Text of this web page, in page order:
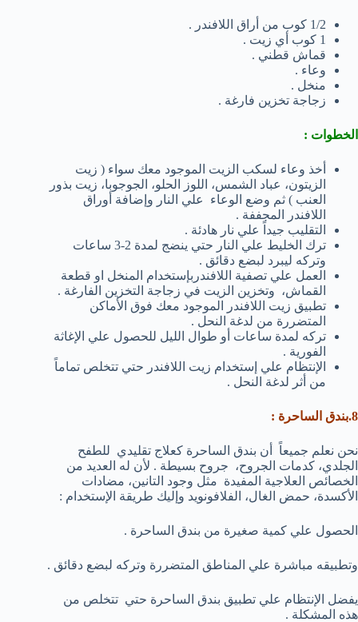
1/2 كوب من أراق اللافندر .
1 كوب أي زيت .
قماش قطني .
وعاء .
منخل .
زجاجة تخزين فارغة .
الخطوات :
أخذ وعاء لسكب الزيت الموجود معك سواء ( زيت
الزيتون، عباد الشمس، اللوز الحلو، الجوجوبا، زيت بذور
العنب ) ثم وضع الوعاء علي النار وإضافة أوراق
اللافندر المجففة .
التقليب جيداً علي نار هادئة .
ترك الخليط علي النار حتي ينضج لمدة 2-3 ساعات
وتركه ليبرد لبضع دقائق .
العمل علي تصفية اللافندربإستخدام المنخل او قطعة
القماش، وتخزين الزيت في زجاجة التخزين الفارغة .
تطبيق زيت اللافندر الموجود معك فوق الأماكن
المتضررة من لدغة النحل .
تركه لمدة ساعات أو طوال الليل للحصول علي الإغاثة
الفورية .
الإنتظام علي إستخدام زيت اللافندر حتي تتخلص تماماً
من أثر لدغة النحل .
8.بندق الساحرة :
نحن نعلم جميعاً أن بندق الساحرة كعلاج تقليدي للطفح
الجلدي، كدمات الجروح، جروح بسيطة . لأن له العديد من
الخصائص العلاجية المفيدة مثل وجود التانين، مضادات
الأكسدة، حمض الغال، الفلافونويد وإليك طريقة الإستخدام :
الحصول علي كمية صغيرة من بندق الساحرة .
وتطبيقه مباشرة علي المناطق المتضررة وتركه لبضع دقائق .
يفضل الإنتظام علي تطبيق بندق الساحرة حتي تتخلص من
هذه المشكلة .